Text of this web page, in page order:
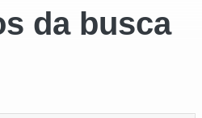
da busca